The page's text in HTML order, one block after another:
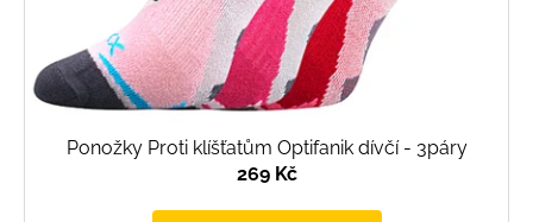
Ponožky Proti klíšťatům Optifanik dívčí - 3páry
269 Kč